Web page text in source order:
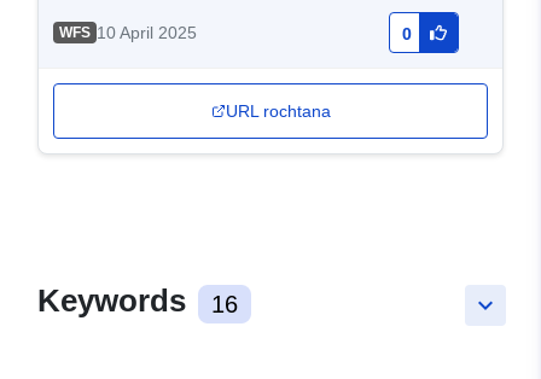
WFS 10 April 2025 0
URL rochtana
keyboard_arrow_down
Keywords 16